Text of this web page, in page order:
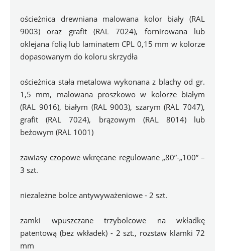
ościeżnica drewniana malowana kolor biały (RAL
9003) oraz grafit (RAL 7024), fornirowana lub
oklejana folią lub laminatem CPL 0,15 mm w kolorze
dopasowanym do koloru skrzydła
ościeżnica stała metalowa wykonana z blachy od gr.
1,5 mm, malowana proszkowo w kolorze białym
(RAL 9016), białym (RAL 9003), szarym (RAL 7047),
grafit (RAL 7024), brązowym (RAL 8014) lub
beżowym (RAL 1001)
zawiasy czopowe wkręcane regulowane „80”-„100” –
3 szt.
niezależne bolce antywyważeniowe - 2 szt.
zamki wpuszczane trzybolcowe na wkładkę
patentową (bez wkładek) - 2 szt., rozstaw klamki 72
mm